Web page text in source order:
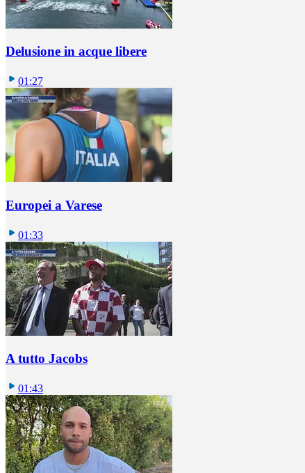
Delusione in acque libere
01:27
Europei a Varese
01:33
A tutto Jacobs
01:43